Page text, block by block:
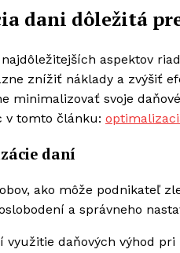
dani dôležitá
aspektov
znížiť náklady a zvýšiť
minimalizovať svoje
v tomto článku:
daní
ako môže podnikateľ
a správneho
daňových výhod